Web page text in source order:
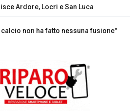
Ardore, Locri e San Luca
non ha fatto nessuna fusione"